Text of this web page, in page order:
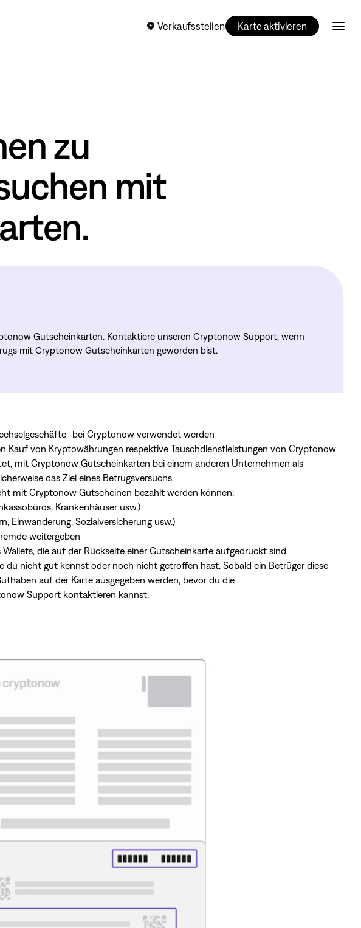
Verkaufsstellen Karte aktivieren
zu
mit
Gutscheinkarten. Kontaktiere unseren Cryptonow Support, wenn
mit Cryptonow Gutscheinkarten geworden bist.
bei Cryptonow verwendet werden
Kauf von Kryptowährungen respektive Tauschdienstleistungen von Cryptonow
mit Cryptonow Gutscheinkarten bei einem anderen Unternehmen als
das Ziel eines Betrugsversuchs.
mit Cryptonow Gutscheinen bezahlt werden können:
Krankenhäuser usw.)
Einwanderung, Sozialversicherung usw.)
weitergeben
die auf der Rückseite einer Gutscheinkarte aufgedruckt sind
du nicht gut kennst oder noch nicht getroffen hast. Sobald ein Betrüger diese
auf der Karte ausgegeben werden, bevor du die
Support kontaktieren kannst.